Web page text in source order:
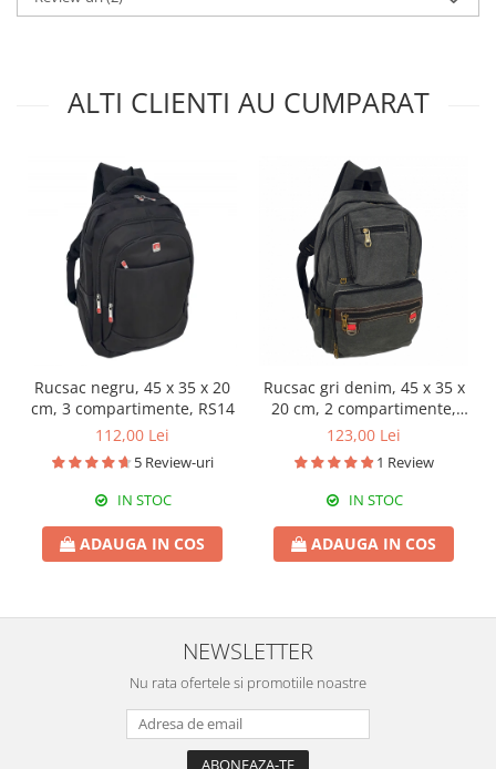
ALTI CLIENTI AU CUMPARAT
Rucsac negru, 45 x 35 x 20
cm, 3 compartimente, RS14
112,00 Lei
5 Review-uri
IN STOC
ADAUGA IN COS
Rucsac gri denim, 45 x 35 x
20 cm, 2 compartimente,
RS15
123,00 Lei
1 Review
IN STOC
ADAUGA IN COS
NEWSLETTER
Nu rata ofertele si promotiile noastre